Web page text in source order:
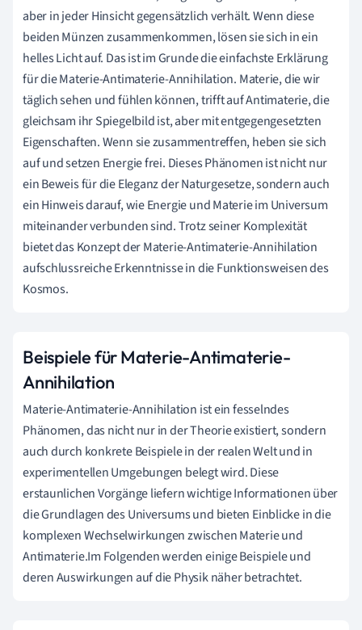
aber in jeder Hinsicht gegensätzlich verhält. Wenn diese
beiden Münzen zusammenkommen, lösen sie sich in ein
helles Licht auf. Das ist im Grunde die einfachste Erklärung
für die Materie-Antimaterie-Annihilation. Materie, die wir
täglich sehen und fühlen können, trifft auf Antimaterie, die
gleichsam ihr Spiegelbild ist, aber mit entgegengesetzten
Eigenschaften. Wenn sie zusammentreffen, heben sie sich
auf und setzen Energie frei. Dieses Phänomen ist nicht nur
ein Beweis für die Eleganz der Naturgesetze, sondern auch
ein Hinweis darauf, wie Energie und Materie im Universum
miteinander verbunden sind. Trotz seiner Komplexität
bietet das Konzept der Materie-Antimaterie-Annihilation
aufschlussreiche Erkenntnisse in die Funktionsweisen des
Kosmos.
Beispiele für Materie-Antimaterie-
Annihilation
Materie-Antimaterie-Annihilation ist ein fesselndes
Phänomen, das nicht nur in der Theorie existiert, sondern
auch durch konkrete Beispiele in der realen Welt und in
experimentellen Umgebungen belegt wird. Diese
erstaunlichen Vorgänge liefern wichtige Informationen über
die Grundlagen des Universums und bieten Einblicke in die
komplexen Wechselwirkungen zwischen Materie und
Antimaterie.Im Folgenden werden einige Beispiele und
deren Auswirkungen auf die Physik näher betrachtet.